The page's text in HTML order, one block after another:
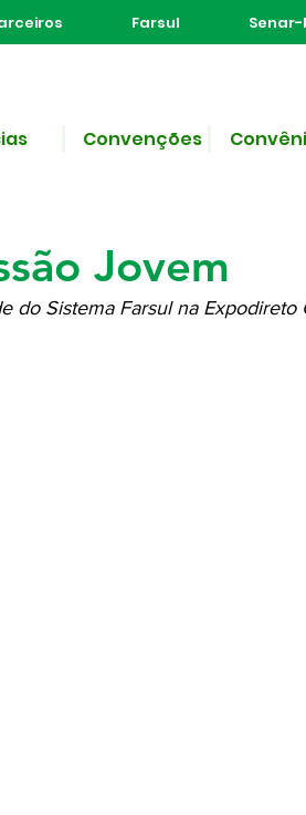
Farsul Senar-
Jovem
do Sistema Farsul na Expodireto
Convenções